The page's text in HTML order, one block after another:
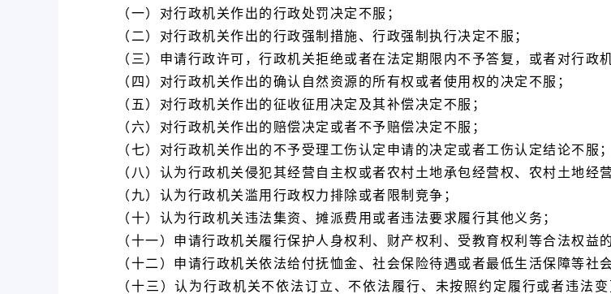
（一）对行政机关作出的行政处罚决定不服；
（二）对行政机关作出的行政强制措施、行政强制执行决定不服；
（三）申请行政许可，行政机关拒绝或者在法定期限内不予答复，或者对行政
（四）对行政机关作出的确认自然资源的所有权或者使用权的决定不服；
（五）对行政机关作出的征收征用决定及其补偿决定不服；
（六）对行政机关作出的赔偿决定或者不予赔偿决定不服；
（七）对行政机关作出的不予受理工伤认定申请的决定或者工伤认定结论不服；
（八）认为行政机关侵犯其经营自主权或者农村土地承包经营权、农村土地经营
（九）认为行政机关滥用行政权力排除或者限制竞争；
（十）认为行政机关违法集资、摊派费用或者违法要求履行其他义务；
（十一）申请行政机关履行保护人身权利、财产权利、受教育权利等合法权益
（十二）申请行政机关依法给付抚恤金、社会保险待遇或者最低生活保障等社
（十三）认为行政机关不依法订立、不依法履行、未按照约定履行或者违法